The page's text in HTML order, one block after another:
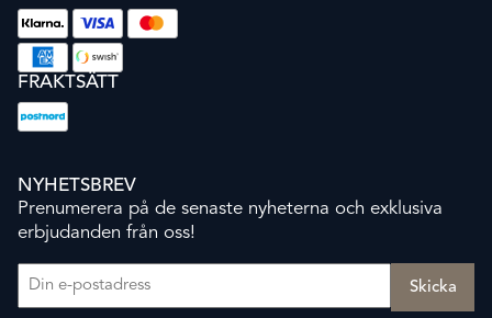
FRAKTSÄTT
NYHETSBREV
Prenumerera på de senaste nyheterna och exklusiva
erbjudanden från oss!